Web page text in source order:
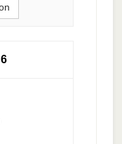
6